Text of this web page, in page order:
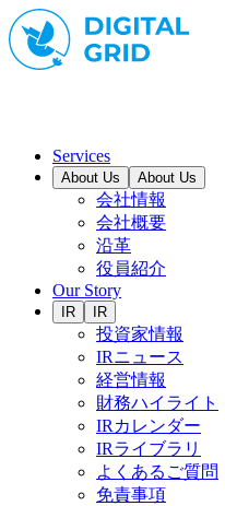
Services
About Us About Us
会社情報
会社概要
沿革
役員紹介
Our Story
IR IR
投資家情報
IRニュース
経営情報
財務ハイライト
IRカレンダー
IRライブラリ
よくあるご質問
免責事項